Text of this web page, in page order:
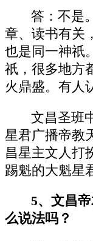
答：不是
章、读书有关
也是同一神祇
祇，很多地方
火鼎盛。有人
文昌圣班
星君广播帝教
昌星主文人打
踢魁的大魁星
5、文昌
么说法吗？